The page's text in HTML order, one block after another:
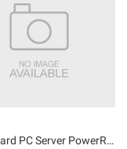
Mainboard PC Server PowerRdge T440 hỗ trợ CPU kép LGA3647, 16 khe cắm RAM | DDR4 Bo mạch chủ Zin [Chính Hãng]